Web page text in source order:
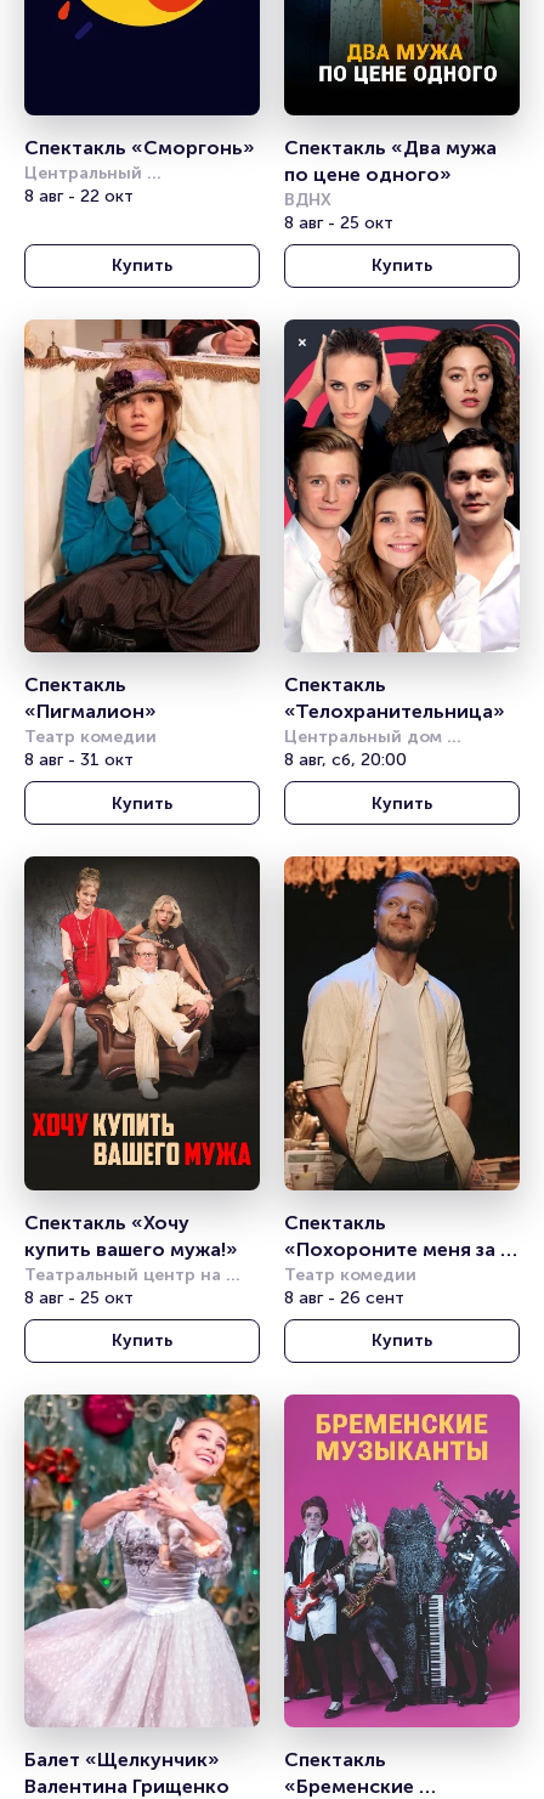
Спектакль «Сморгонь»
Центральный
академический театр
8 авг - 22 окт
Купить
Спектакль «Два мужа
по цене одного»
ВДНХ
8 авг - 25 окт
Купить
Спектакль
«Пигмалион»
Театр комедии
8 авг - 31 окт
Купить
Спектакль
«Телохранительница»
Центральный дом
литераторов
8 авг, сб, 20:00
Купить
Спектакль «Хочу
купить вашего мужа!»
Театральный центр на
Страстном
8 авг - 25 окт
Купить
Спектакль
«Похороните меня за
плинтусом»
Театр комедии
8 авг - 26 сент
Купить
Балет «Щелкунчик»
Валентина Грищенко
Спектакль
«Бременские